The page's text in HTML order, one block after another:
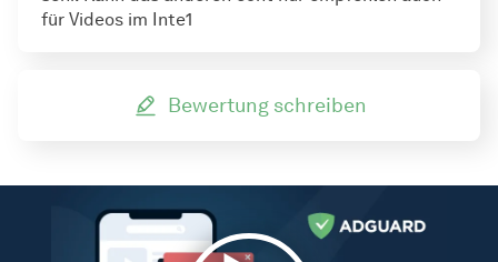
für Videos im Inte1
Bewertung schreiben